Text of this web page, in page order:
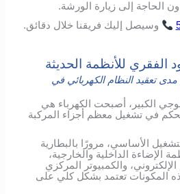
الحاجة إلى زيارة الورشة.
وسيصل إليك فريقنا خلال دقائق.
الفقري للأنظمة الحديثة
تعقيد النظام الكهربائي في
الكبير، أصبحت الكهرباء هي
في تشغيل معظم أجزاء المركبة
الأساسي، مرورًا بالبطارية
الإضاءة الداخلية والخارجية،
والكمبيوتر المركزي
المكونات تعتمد بشكل كلي على